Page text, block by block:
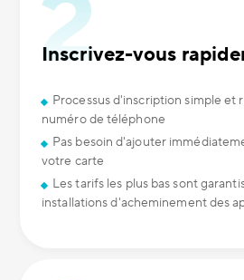
Inscrivez-vous
Processus d'inscription simple et
numéro de téléphone
Pas besoin d'ajouter
votre carte
Les tarifs les plus bas sont
installations d'acheminement des